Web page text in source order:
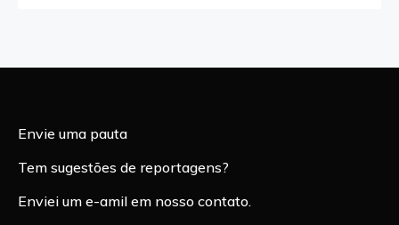
Envie uma pauta
Tem sugestões de reportagens?
Enviei um e-amil em nosso contato.